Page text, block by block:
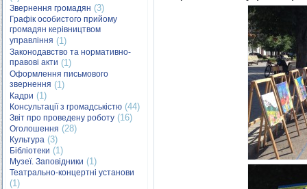
Звернення громадян (3)
Графік особистого прийому
громадян керівництвом
управління (1)
Законодавство та нормативно-
правові акти (1)
Оформлення письмового
звернення (1)
Кадри (1)
Консультації з громадськістю (44)
Звіт про проведену роботу (16)
Оголошення (28)
Культура (3)
Бібліотеки (1)
Музеї. Заповідники (1)
Театрально-концертні установи
(1)